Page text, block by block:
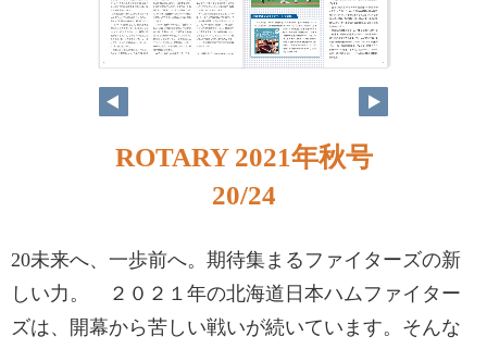
ROTARY 2021年秋号
20/24
20未来へ、一歩前へ。期待集まるファイターズの新
しい力。 ２０２１年の北海道日本ハムファイター
ズは、開幕から苦しい戦いが続いています。そんな